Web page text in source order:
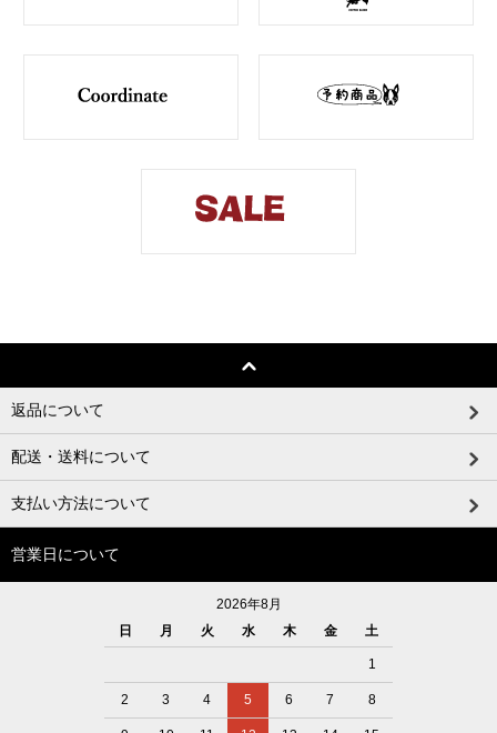
返品について
配送・送料について
支払い方法について
営業日について
2026年8月
日
月 火 水 木 金 土
1
2 3 4 5 6 7 8